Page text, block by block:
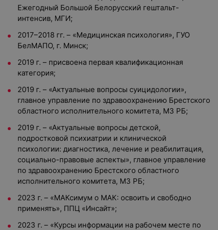
Ежегодный Большой Белорусский гештальт-
интенсив, МГИ;
2017–2018 гг. – «Медицинская психология», ГУО
БелМАПО, г. Минск;
2019 г. – присвоена первая квалификационная
категория;
2019 г. – «Актуальные вопросы суицидологии»,
главное управление по здравоохранению Брестского
областного исполнительного комитета, МЗ РБ;
2019 г. – «Актуальные вопросы детской,
подростковой психиатрии и клинической
психологии: диагностика, лечение и реабилитация,
социально-правовые аспекты», главное управление
по здравоохранению Брестского областного
исполнительного комитета, МЗ РБ;
2023 г. – «МАКсимум о МАК: освоить и свободно
применять», ППЦ «Инсайт»;
2023 г. – «Курсы информации на рабочем месте по